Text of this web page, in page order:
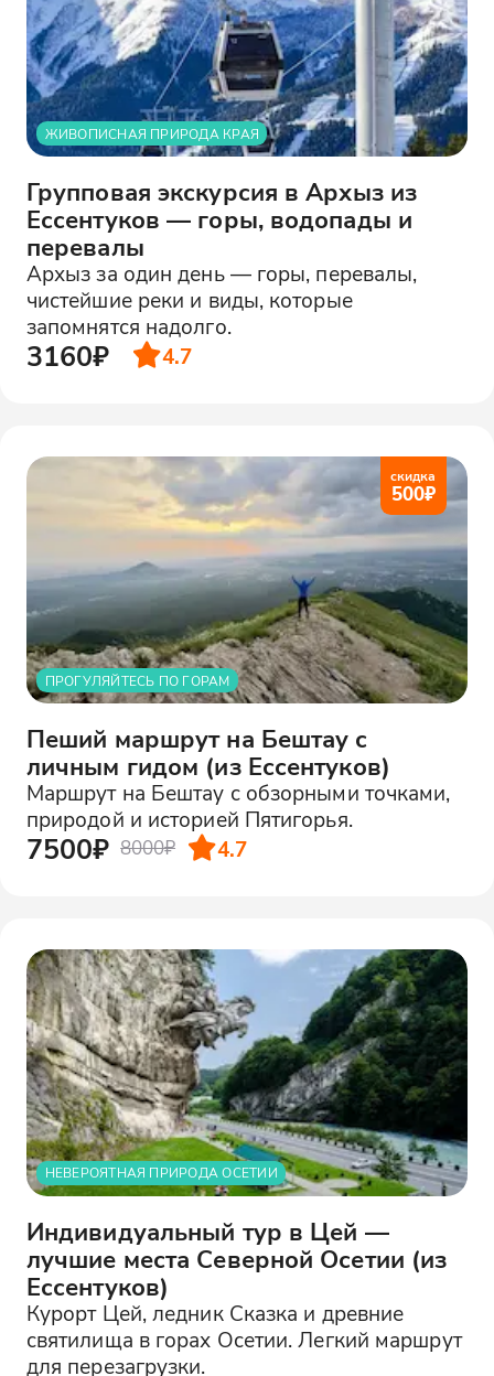
ЖИВОПИСНАЯ ПРИРОДА КРАЯ
Групповая экскурсия в Архыз из
Ессентуков — горы, водопады и
перевалы
Архыз за один день — горы, перевалы,
чистейшие реки и виды, которые
запомнятся надолго.
3160₽ 4.7
скидка
500₽
ПРОГУЛЯЙТЕСЬ ПО ГОРАМ
Пеший маршрут на Бештау с
личным гидом (из Ессентуков)
Маршрут на Бештау с обзорными точками,
природой и историей Пятигорья.
7500₽ 8000₽ 4.7
НЕВЕРОЯТНАЯ ПРИРОДА ОСЕТИИ
Индивидуальный тур в Цей —
лучшие места Северной Осетии (из
Ессентуков)
Курорт Цей, ледник Сказка и древние
святилища в горах Осетии. Легкий маршрут
для перезагрузки.